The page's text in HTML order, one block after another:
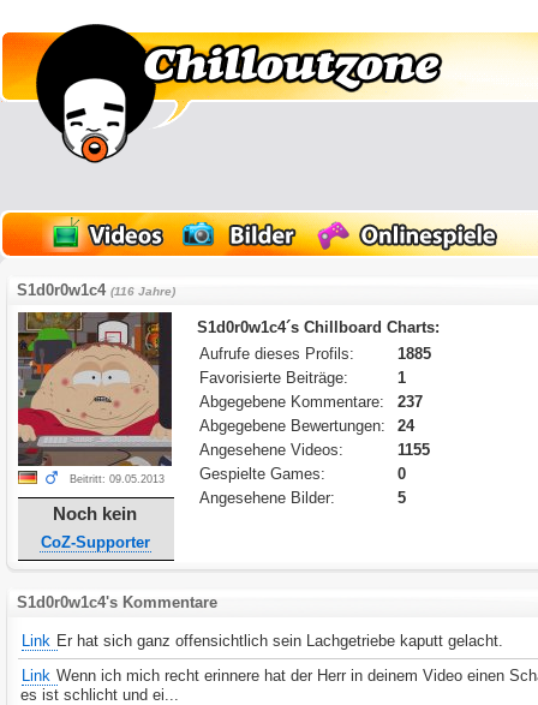
S1d0r0w1c4(116 Jahre)
Beitritt: 09.05.2013
Noch kein
CoZ-Supporter
S1d0r0w1c4´s Chillboard Charts:
Aufrufe dieses Profils:
1885
Favorisierte Beiträge:
1
Abgegebene Kommentare:
237
Abgegebene Bewertungen:
24
Angesehene Videos:
1155
Gespielte Games:
0
Angesehene Bilder:
5
S1d0r0w1c4's Kommentare
Link Er hat sich ganz offensichtlich sein Lachgetriebe kaputt gelacht.
Link Wenn ich mich recht erinnere hat der Herr in deinem Video einen
es ist schlicht und ei...